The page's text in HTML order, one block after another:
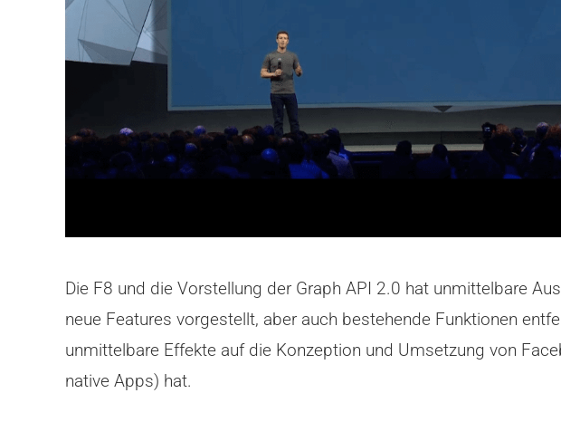
Die F8 und die Vorstellung der Graph API 2.0 hat unmittelbare
neue Features vorgestellt, aber auch bestehende Funktionen
unmittelbare Effekte auf die Konzeption und Umsetzung von
native Apps) hat.